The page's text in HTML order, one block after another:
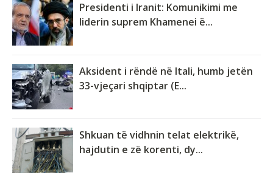
Presidenti i Iranit: Komunikimi me
liderin suprem Khamenei ë...
Aksident i rëndë në Itali, humb jetën
33-vjeçari shqiptar (E...
Shkuan të vidhnin telat elektrikë,
hajdutin e zë korenti, dy...